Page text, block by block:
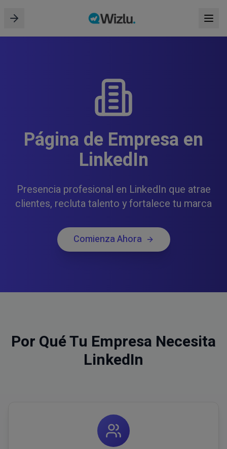
Página de Empresa en
LinkedIn
Presencia profesional en LinkedIn que atrae
clientes, recluta talento y fortalece tu marca
Comienza Ahora
Por Qué Tu Empresa Necesita
LinkedIn